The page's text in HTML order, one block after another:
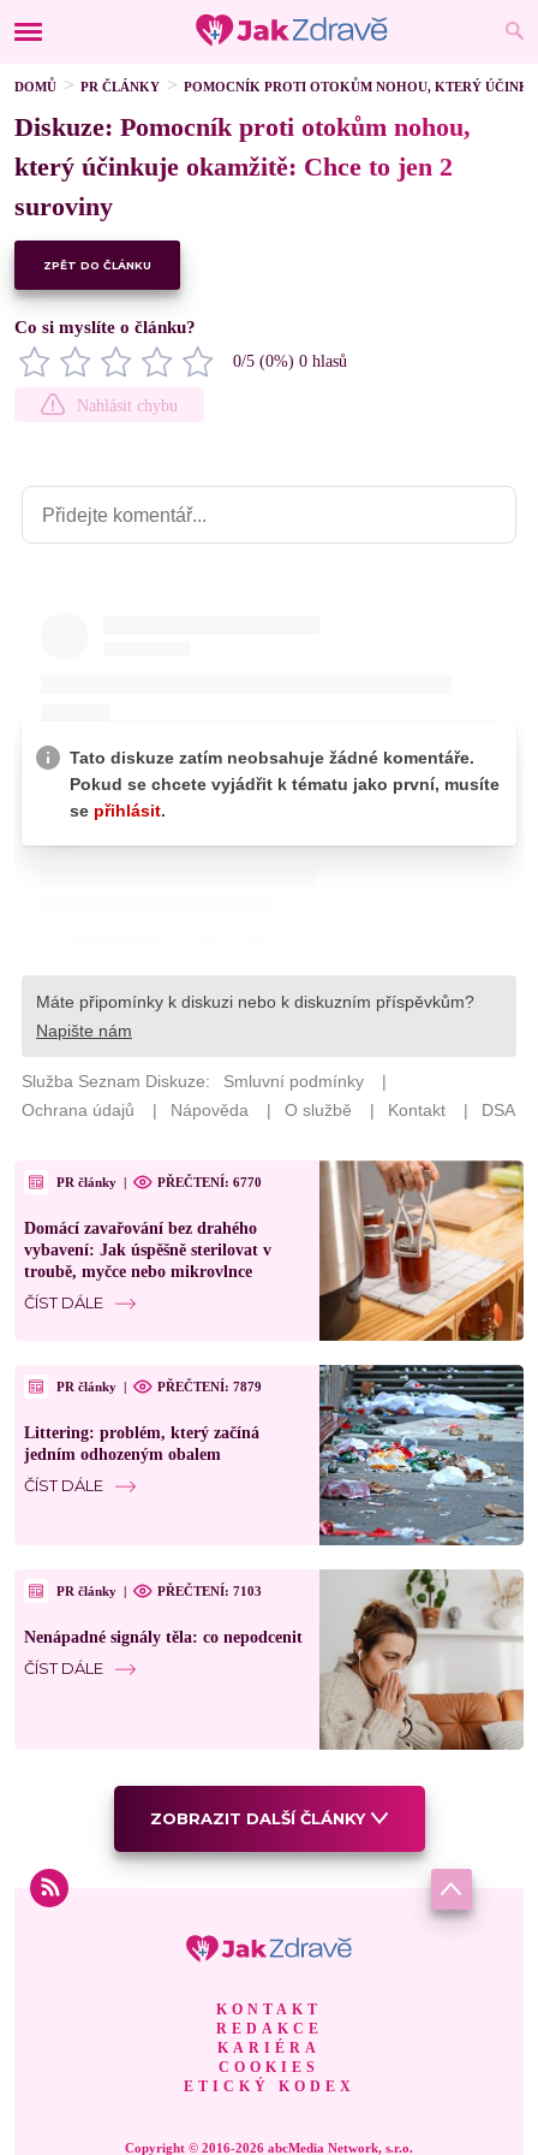
DOMŮ PR ČLÁNKY POMOCNÍK PROTI OTOKŮM NOHOU, KTERÝ
Diskuze: Pomocník proti otokům nohou,
který účinkuje okamžitě: Chce to jen 2
suroviny
ZPĚT DO ČLÁNKU
Co si myslíte o článku?
0/5 (0%) 0 hlasů
Nahlásit chybu
PR články | PŘEČTENÍ: 6770
Domácí zavařování bez drahého
vybavení: Jak úspěšně sterilovat v
troubě, myčce nebo mikrovlnce
ČÍST DÁLE
PR články | PŘEČTENÍ: 7879
Littering: problém, který začíná
jedním odhozeným obalem
ČÍST DÁLE
PR články | PŘEČTENÍ: 7103
Nenápadné signály těla: co nepodcenit
ČÍST DÁLE
ZOBRAZIT DALŠÍ ČLÁNKY
KONTAKT
REDAKCE
KARIÉRA
COOKIES
ETICKÝ KODEX
Copyright © 2016-2026 abcMedia Network, s.r.o.